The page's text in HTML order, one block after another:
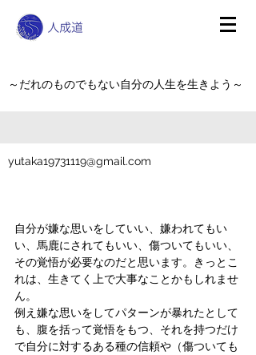
～だれのものでもない自分の人生を生きよう～
yutaka19731119@gmail.com
自分が嫌な思いをしていい、嫌われてもい
い、馬鹿にされてもいい、傷ついてもいい、
その覚悟が必要なのだと思います。きっとこ
れは、生きてく上で大事なことかもしれませ
ん。
例え嫌な思いをしてパターンが暴れたとして
も、腹を括って覚悟をもつ、それを持つだけ
で自分に対するある種の信頼や（傷ついても